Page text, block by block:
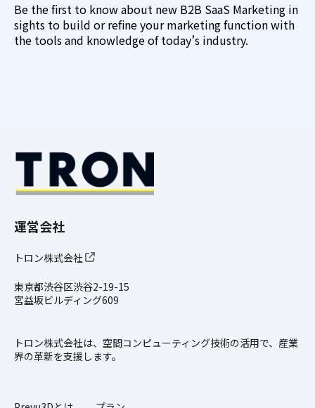
Be the first to know about new B2B SaaS Marketing in
sights to build or refine your marketing function with
the tools and knowledge of today’s industry.
運営会社
トロン株式会社
東京都渋谷区渋谷2-19-15
宮益坂ビルディング609
トロン株式会社は、空間コンピューティング技術の活用で、産業
界の革新を支援します。